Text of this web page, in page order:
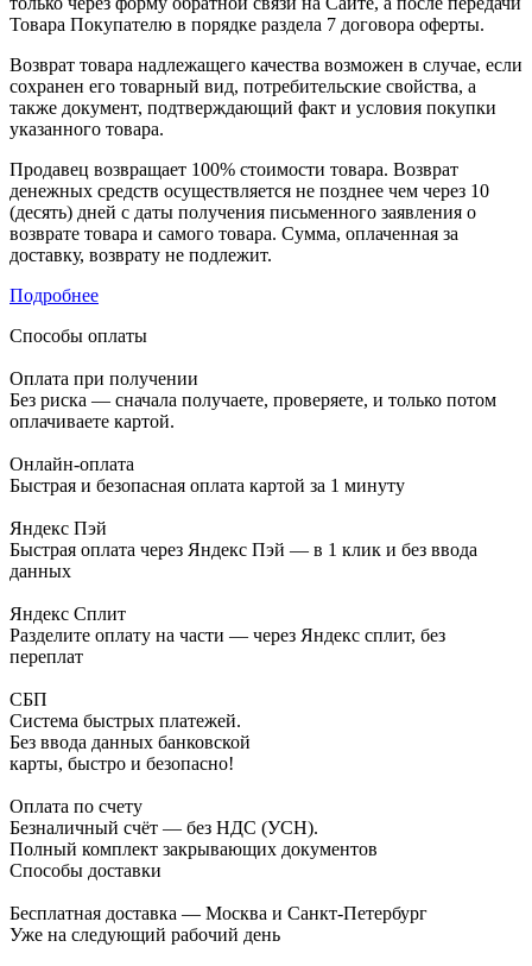
Товара Покупателю в порядке раздела 7 договора оферты.
Возврат товара надлежащего качества возможен в случае, если
сохранен его товарный вид, потребительские свойства, а
также документ, подтверждающий факт и условия покупки
указанного товара.
Продавец возвращает 100% стоимости товара. Возврат
денежных средств осуществляется не позднее чем через 10
(десять) дней с даты получения письменного заявления о
возврате товара и самого товара. Сумма, оплаченная за
доставку, возврату не подлежит.
Подробнее
Способы оплаты
Оплата при получении
Без риска — сначала получаете, проверяете, и только потом
оплачиваете картой.
Онлайн-оплата
Быстрая и безопасная оплата картой за 1 минуту
Яндекс Пэй
Быстрая оплата через Яндекс Пэй — в 1 клик и без ввода
данных
Яндекс Сплит
Разделите оплату на части — через Яндекс сплит, без
переплат
СБП
Система быстрых платежей.
Без ввода данных банковской
карты, быстро и безопасно!
Оплата по счету
Безналичный счёт — без НДС (УСН).
Полный комплект закрывающих документов
Способы доставки
Бесплатная доставка — Москва и Санкт-Петербург
Уже на следующий рабочий день